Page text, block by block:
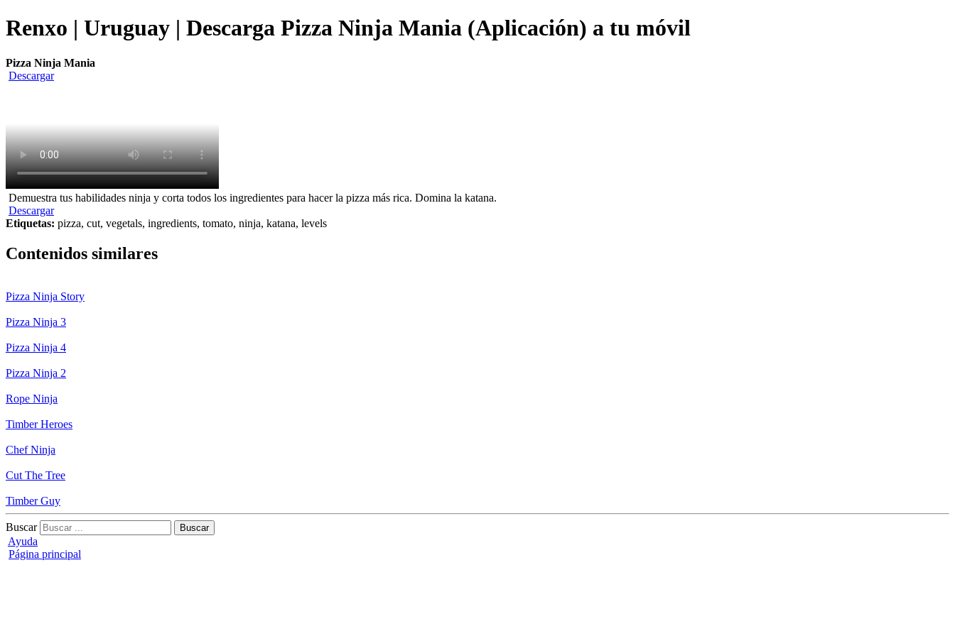
Renxo | Uruguay | Descarga Pizza Ninja Mania (Aplicación) a tu móvil
Pizza Ninja Mania
Descargar
Demuestra tus habilidades ninja y corta todos los ingredientes para hacer la pizza más rica. Domina la katana.
Descargar
Etiquetas: pizza, cut, vegetals, ingredients, tomato, ninja, katana, levels
Contenidos similares
Pizza Ninja Story
Pizza Ninja 3
Pizza Ninja 4
Pizza Ninja 2
Rope Ninja
Timber Heroes
Chef Ninja
Cut The Tree
Timber Guy
Buscar
Ayuda
Página principal